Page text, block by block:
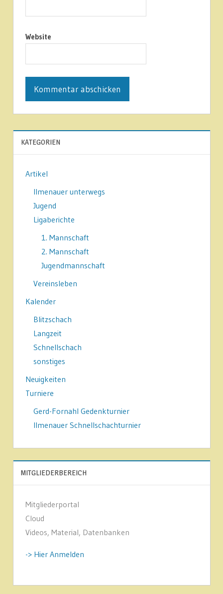
Website
KATEGORIEN
Artikel
Ilmenauer unterwegs
Jugend
Ligaberichte
1. Mannschaft
2. Mannschaft
Jugendmannschaft
Vereinsleben
Kalender
Blitzschach
Langzeit
Schnellschach
sonstiges
Neuigkeiten
Turniere
Gerd-Fornahl Gedenkturnier
Ilmenauer Schnellschachturnier
MITGLIEDERBEREICH
Mitgliederportal
Cloud
Videos, Material, Datenbanken
-> Hier Anmelden